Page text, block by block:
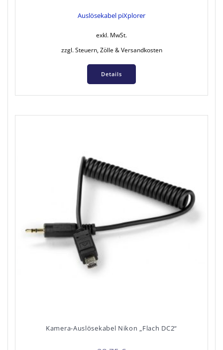
Auslösekabel piXplorer
exkl. MwSt.
zzgl. Steuern, Zölle & Versandkosten
Details
Kamera-Auslösekabel Nikon „Flach DC2“